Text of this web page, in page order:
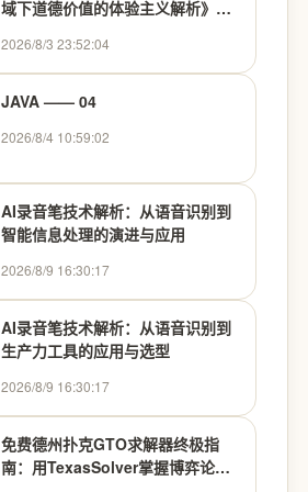
域下道德价值的体验主义解析》的
2026/8/3 23:52:04
JAVA —— 04
2026/8/4 10:59:02
AI录音笔技术解析：从语音识别到
智能信息处理的演进与应用
2026/8/9 16:30:17
AI录音笔技术解析：从语音识别到
生产力工具的应用与选型
2026/8/9 16:30:17
免费德州扑克GTO求解器终极指
南：用TexasSolver掌握博弈论最